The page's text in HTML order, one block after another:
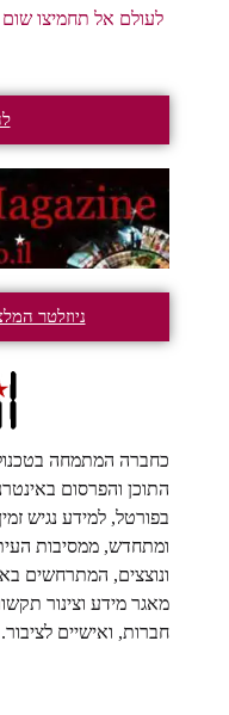
לעולם אל תחמיצו
ניוזלטר
כחברה המתמחה
התוכן והפרסום
בפורטל, למידע נגיש
ומתחדש, ממסיבות
ונוצצים, המתרחשים
מאגר מידע וצינור
חברות, ואישיים לציבור.